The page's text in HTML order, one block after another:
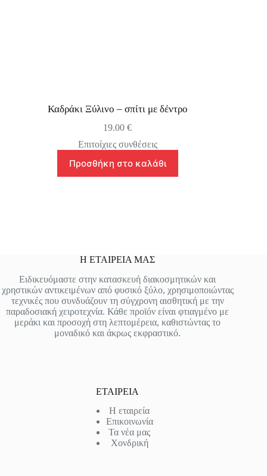
Καδράκι Ξύλινο – σπίτι με δέντρο
19.00€
Επιτοίχιες συνθέσεις
Προσθήκη στο καλάθι
Η ΕΤΑΙΡΕΙΑ ΜΑΣ
Ειδικευόμαστε στην κατασκευή διακοσμητικών και
χρηστικών αντικειμένων από φυσικό ξύλο, χρησιμοποιώντας
τεχνικές που συνδυάζουν τη σύγχρονη αισθητική με την
παραδοσιακή χειροτεχνία. Κάθε προϊόν είναι φτιαγμένο με
μεράκι και προσοχή στη λεπτομέρεια, καθιστώντας το
μοναδικό και άκρως εκφραστικό.
ΕΤΑΙΡΕΙΑ
Η εταιρεία
Επικοινωνία
Τα νέα μας
Χονδρική